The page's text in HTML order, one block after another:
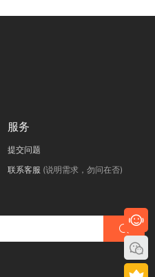
服务
提交问题
联系客服 (说明需求，勿问在否)